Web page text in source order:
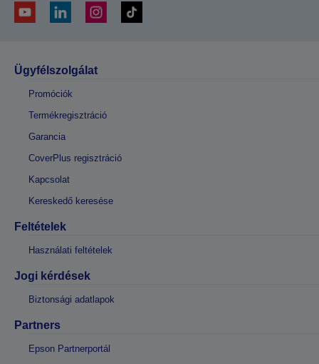
Ügyfélszolgálat
Promóciók
Termékregisztráció
Garancia
CoverPlus regisztráció
Kapcsolat
Kereskedő keresése
Feltételek
Használati feltételek
Jogi kérdések
Biztonsági adatlapok
Partners
Epson Partnerportál